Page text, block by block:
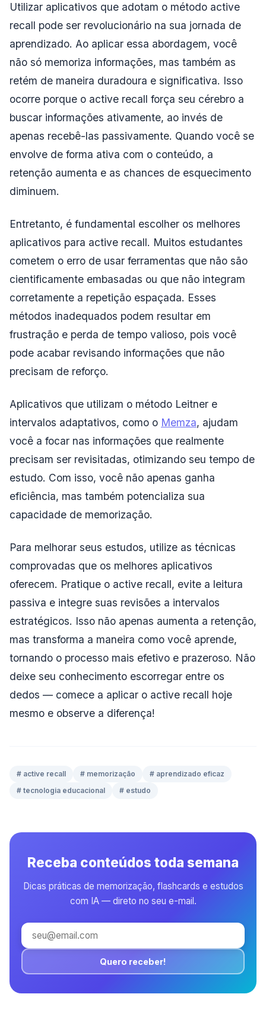
Utilizar aplicativos que adotam o método active
recall pode ser revolucionário na sua jornada de
aprendizado. Ao aplicar essa abordagem, você
não só memoriza informações, mas também as
retém de maneira duradoura e significativa. Isso
ocorre porque o active recall força seu cérebro a
buscar informações ativamente, ao invés de
apenas recebê-las passivamente. Quando você se
envolve de forma ativa com o conteúdo, a
retenção aumenta e as chances de esquecimento
diminuem.
Entretanto, é fundamental escolher os melhores
aplicativos para active recall. Muitos estudantes
cometem o erro de usar ferramentas que não são
cientificamente embasadas ou que não integram
corretamente a repetição espaçada. Esses
métodos inadequados podem resultar em
frustração e perda de tempo valioso, pois você
pode acabar revisando informações que não
precisam de reforço.
Aplicativos que utilizam o método Leitner e
intervalos adaptativos, como o Memza, ajudam
você a focar nas informações que realmente
precisam ser revisitadas, otimizando seu tempo de
estudo. Com isso, você não apenas ganha
eficiência, mas também potencializa sua
capacidade de memorização.
Para melhorar seus estudos, utilize as técnicas
comprovadas que os melhores aplicativos
oferecem. Pratique o active recall, evite a leitura
passiva e integre suas revisões a intervalos
estratégicos. Isso não apenas aumenta a retenção,
mas transforma a maneira como você aprende,
tornando o processo mais efetivo e prazeroso. Não
deixe seu conhecimento escorregar entre os
dedos — comece a aplicar o active recall hoje
mesmo e observe a diferença!
# active recall # memorização
# aprendizado eficaz
# tecnologia educacional
# estudo
Receba conteúdos toda semana
Dicas práticas de memorização, flashcards e estudos
com IA — direto no seu e-mail.
Quero receber!